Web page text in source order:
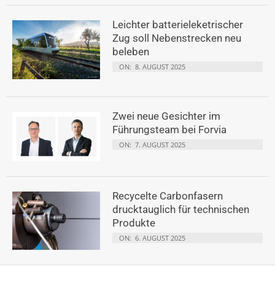
Leichter batterieleketrischer
Zug soll Nebenstrecken neu
beleben
ON: 8. AUGUST 2025
Zwei neue Gesichter im
Führungsteam bei Forvia
ON: 7. AUGUST 2025
Recycelte Carbonfasern
drucktauglich für technischen
Produkte
ON: 6. AUGUST 2025